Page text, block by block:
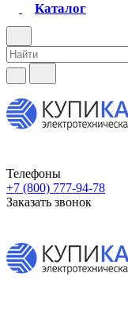
Каталог
Телефоны
+7 (800) 777-94-78
Заказать звонок